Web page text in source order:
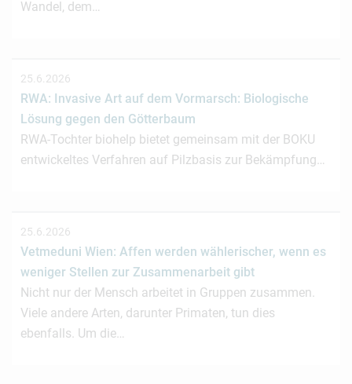
Wandel, dem…
25.6.2026
RWA: Invasive Art auf dem Vormarsch: Biologische
Lösung gegen den Götterbaum
RWA-Tochter biohelp bietet gemeinsam mit der BOKU
entwickeltes Verfahren auf Pilzbasis zur Bekämpfung…
25.6.2026
Vetmeduni Wien: Affen werden wählerischer, wenn es
weniger Stellen zur Zusammenarbeit gibt
Nicht nur der Mensch arbeitet in Gruppen zusammen.
Viele andere Arten, darunter Primaten, tun dies
ebenfalls. Um die…